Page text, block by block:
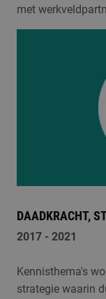
met
DAADKRACHT,
2017 - 2021
Kennisthema's
strategie waarin